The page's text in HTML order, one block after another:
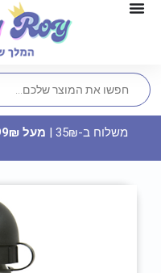
משלוח ב-35₪ | מעל 599₪ משלוח חינם או איסוף עצמי